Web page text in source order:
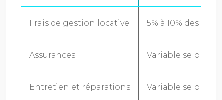
Frais de gestion locative 5% à 10% des
Assurances Variable selon la
Entretien et réparations Variable selon